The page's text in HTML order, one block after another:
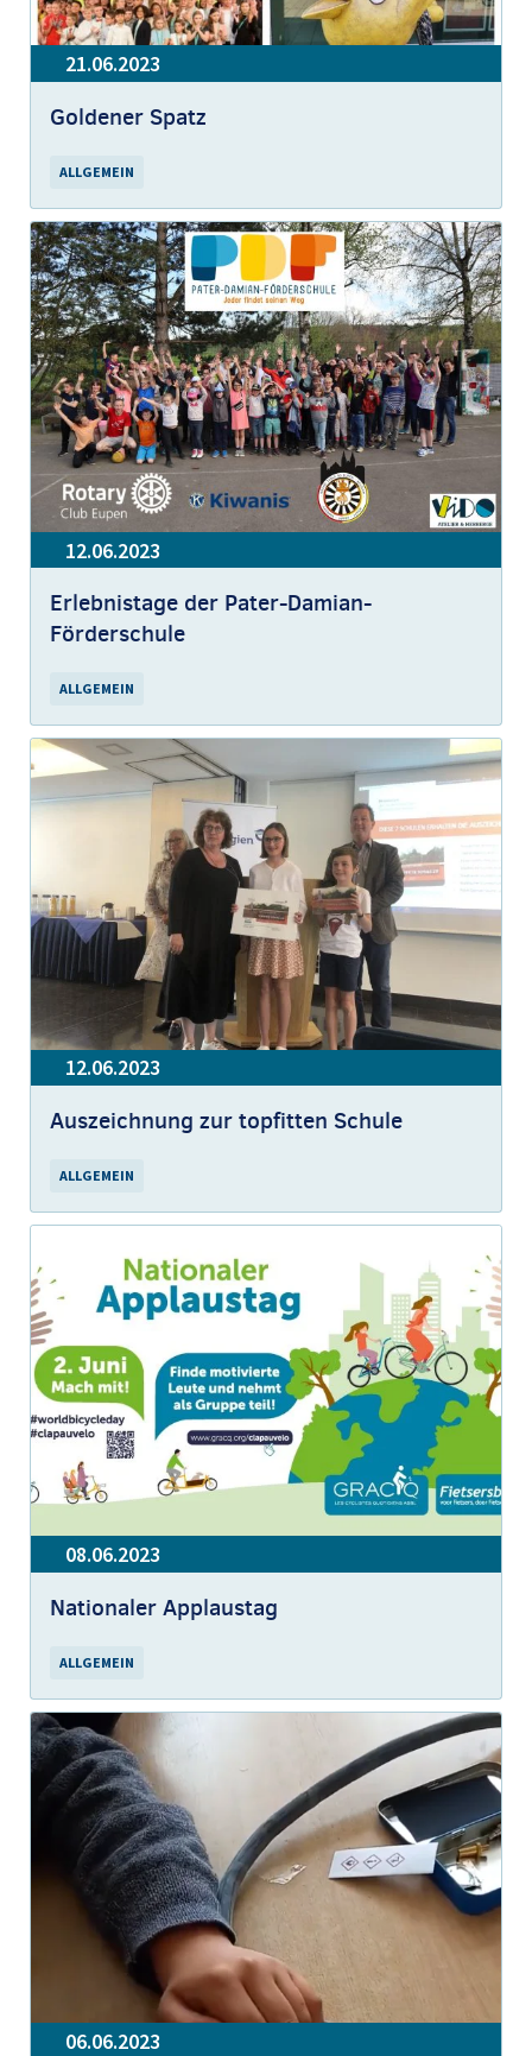
21.06.2023
Goldener Spatz
ALLGEMEIN
12.06.2023
Erlebnistage der Pater-Damian-
Förderschule
ALLGEMEIN
12.06.2023
Auszeichnung zur topfitten Schule
ALLGEMEIN
08.06.2023
Nationaler Applaustag
ALLGEMEIN
06.06.2023